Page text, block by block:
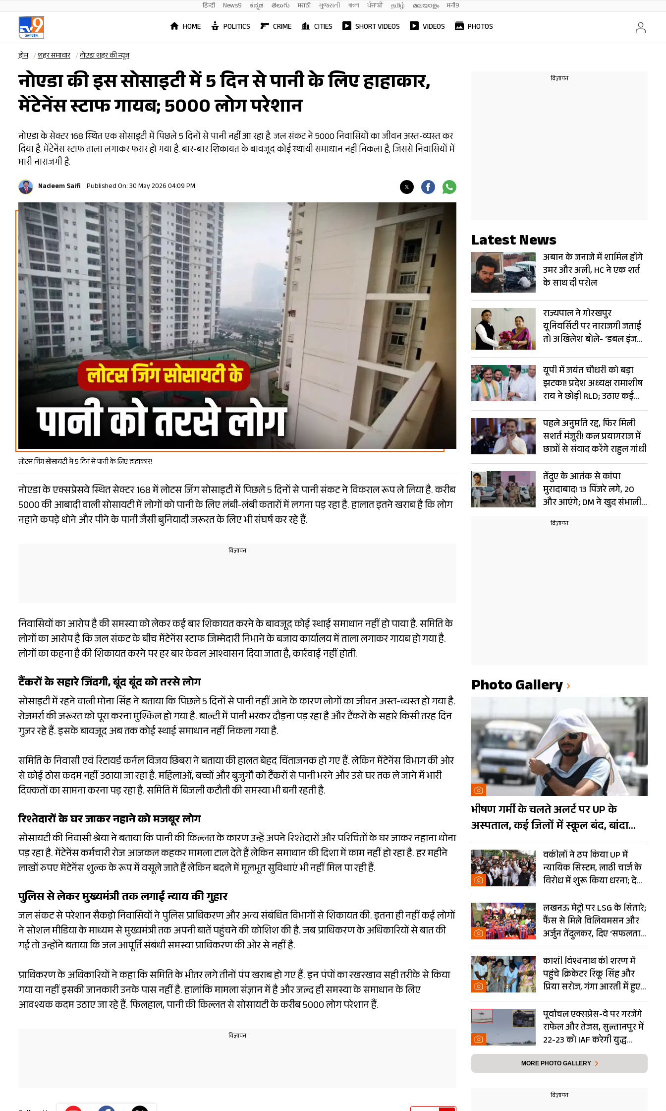
हिन्दी News9 ಕನ್ನಡ తెలుగు मराठी ગુજરાતી বাংলা ਪੰਜਾਬੀ தமிழ் മലയാളം मनी9
HOME POLITICS CRIME CITIES SHORT VIDEOS VIDEOS PHOTOS
होम शहर समाचार नोएडा शहर की न्यूज़
नोएडा की इस सोसाइटी में 5 दिन से पानी के लिए हाहाकार,
मेंटेनेंस स्टाफ गायब; 5000 लोग परेशान
नोएडा के सेक्टर 168 स्थित एक सोसाइटी में पिछले 5 दिनों से पानी नहीं आ रहा है. जल संकट ने 5000 निवासियों का जीवन अस्त-व्यस्त कर
दिया है. मेंटेनेंस स्टाफ ताला लगाकर फरार हो गया है. बार-बार शिकायत के बावजूद कोई स्थायी समाधान नहीं निकला है, जिससे निवासियों में
भारी नाराजगी है.
Nadeem Saifi Published On: 30 May 2026 04:09 PM
लोटस जिंग सोसायटी में 5 दिन से पानी के लिए हाहाकार!
नोएडा के एक्सप्रेसवे स्थित सेक्टर 168 में लोटस जिंग सोसाइटी में पिछले 5 दिनों से पानी संकट ने विकराल रूप ले लिया है. करीब
5000 की आबादी वाली सोसायटी में लोगों को पानी के लिए लंबी-लंबी कतारों में लगना पड़ रहा है. हालात इतने खराब है कि लोग
नहाने कपड़े धोने और पीने के पानी जैसी बुनियादी जरूरत के लिए भी संघर्ष कर रहे हैं.
निवासियों का आरोप है की समस्या को लेकर कई बार शिकायत करने के बावजूद कोई स्थाई समाधान नहीं हो पाया है. समिति के
लोगों का आरोप है कि जल संकट के बीच मेंटेनेंस स्टाफ जिम्मेदारी निभाने के बजाय कार्यालय में ताला लगाकर गायब हो गया है.
लोगों का कहना है की शिकायत करने पर हर बार केवल आश्वासन दिया जाता है, कार्रवाई नहीं होती.
टैंकरों के सहारे जिंदगी, बूंद बूंद को तरसे लोग
सोसाइटी में रहने वाली मोना सिंह ने बताया कि पिछले 5 दिनों से पानी नहीं आने के कारण लोगों का जीवन अस्त-व्यस्त हो गया है.
रोजमर्रा की जरूरत को पूरा करना मुश्किल हो गया है. बाल्टी में पानी भरकर दौड़ना पड़ रहा है और टैंकरों के सहारे किसी तरह दिन
गुजर रहे हैं. इसके बावजूद अब तक कोई स्थाई समाधान नहीं निकला गया है.
समिति के निवासी एवं रिटायर्ड कर्नल विजय छिबरा ने बताया की हालत बेहद चिंताजनक हो गए हैं. लेकिन मेंटेनेंस विभाग की ओर
से कोई ठोस कदम नहीं उठाया जा रहा है. महिलाओं, बच्चों और बुजुर्गों को टैंकरों से पानी भरने और उसे घर तक ले जाने में भारी
दिक्कतों का सामना करना पड़ रहा है. समिति में बिजली कटौती की समस्या भी बनी रहती है.
रिश्तेदारों के घर जाकर नहाने को मजबूर लोग
सोसायटी की निवासी श्रेया ने बताया कि पानी की किल्लत के कारण उन्हें अपने रिश्तेदारों और परिचितों के घर जाकर नहाना धोना
पड़ रहा है. मेंटेनेंस कर्मचारी रोज आजकल कहकर मामला टाल देते हैं लेकिन समाधान की दिशा में काम नहीं हो रहा है. हर महीने
लाखों रुपए मेंटेनेंस शुल्क के रूप में वसूले जाते हैं लेकिन बदले में मूलभूत सुविधाएं भी नहीं मिल पा रही हैं.
पुलिस से लेकर मुख्यमंत्री तक लगाई न्याय की गुहार
जल संकट से परेशान सैकड़ो निवासियों ने पुलिस प्राधिकरण और अन्य संबंधित विभागों से शिकायत की. इतना ही नहीं कई लोगों
ने सोशल मीडिया के माध्यम से मुख्यमंत्री तक अपनी बातें पहुंचने की कोशिश की है. जब प्राधिकरण के अधिकारियों से बात की
गई तो उन्होंने बताया कि जल आपूर्ति संबंधी समस्या प्राधिकरण की ओर से नहीं है.
प्राधिकरण के अधिकारियों ने कहा कि समिति के भीतर लगे तीनों पंप खराब हो गए हैं. इन पंपों का रखरखाव सही तरीके से किया
गया या नहीं इसकी जानकारी उनके पास नहीं है. हालांकि मामला संज्ञान में है और जल्द ही समस्या के समाधान के लिए
आवश्यक कदम उठाए जा रहे हैं. फिलहाल, पानी की किल्लत से सोसायटी के करीब 5000 लोग परेशान हैं.
Latest News
अबान के जनाजे में शामिल होंगे
उमर और अली, HC ने एक शर्त
के साथ दी परोल
राज्यपाल ने गोरखपुर
यूनिवर्सिटी पर नाराजगी जताई
तो अखिलेश बोले- ‘डबल इंजन’
यूपी में जयंत चौधरी को बड़ा
झटका! प्रदेश अध्यक्ष रामाशीष
राय ने छोड़ी RLD; उठाए कई
सवाल
पहले अनुमति रद्द, फिर मिली
सशर्त मंजूरी! कल प्रयागराज में
छात्रों से संवाद करेंगे राहुल गांधी
तेंदुए के आतंक से कांपा
मुरादाबाद! 13 पिंजरे लगे, 20
और आएंगे; DM ने खुद संभाली
कमान
Photo Gallery
भीषण गर्मी के चलते अलर्ट पर UP के
अस्पताल, कई जिलों में स्कूल बंद, बांदा
दुनिया का तीसरा सबसे गर्म शहर
वकीलों ने ठप किया UP में
न्यायिक सिस्टम, लाठी चार्ज के
विरोध में शुरू किया धरना; देखें
Photos
लखनऊ मेट्रो पर LSG के सितारे;
फैंस से मिले विलियमसन और
अर्जुन तेंदुलकर, दिए ‘सफलता
के मंत्र’- PHOTOS
काशी विश्वनाथ की शरण में
पहुंचे क्रिकेटर रिंकू सिंह और
प्रिया सरोज, गंगा आरती में हुए
शामिल- Photos
पूर्वांचल एक्सप्रेस-वे पर गरजेंगे
राफेल और तेजस, सुल्तानपुर में
22-23 को IAF करेगी युद्ध
अभ्यास
MORE PHOTO GALLERY